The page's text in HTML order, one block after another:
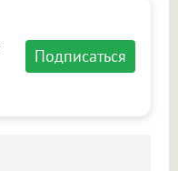
Подписаться